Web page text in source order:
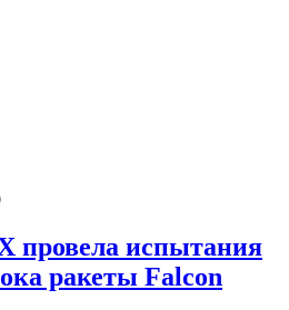
провела испытания
ракеты Falcon